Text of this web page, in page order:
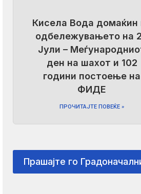
Кисела Вода домаќин
одбележувањето на
Јули –
ден на шахот и 102
години постоење на
ФИДЕ
ПРОЧИТАЈТЕ ПОВЕЌЕ »
Прашајте го